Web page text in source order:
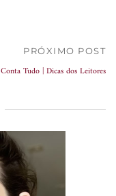
PRÓXIMO POST
Conta Tudo | Dicas dos Leitores